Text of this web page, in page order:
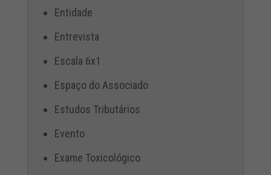
Entidade
Entrevista
Escala 6x1
Espaço do Associado
Estudos Tributários
Evento
Exame Toxicológico